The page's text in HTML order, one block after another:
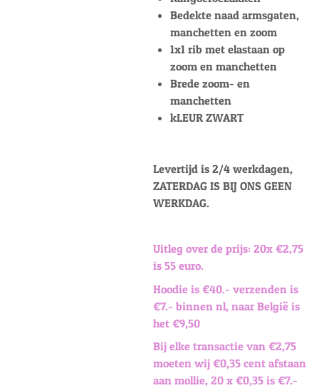
Bedekte naad armsgaten,
manchetten en zoom
1x1 rib met elastaan op
zoom en manchetten
Brede zoom- en
manchetten
kLEUR ZWART
Levertijd is 2/4 werkdagen,
ZATERDAG IS BIJ ONS GEEN
WERKDAG.
Uitleg over de prijs: 20x €2,75
is 55 euro.
Hoodie is €40.- verzenden is
€7.- binnen nl, naar België is
het €9,50
Bij elke transactie van €2,75
moeten wij €0,35 cent afstaan
aan mollie, 20 x €0,35 is €7.-